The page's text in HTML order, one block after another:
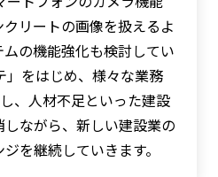
リートの画像を扱えるよ
の機能強化も検討してい
」をはじめ、様々な業務
、人材不足といった建設
ながら、新しい建設業の
を継続していきます。